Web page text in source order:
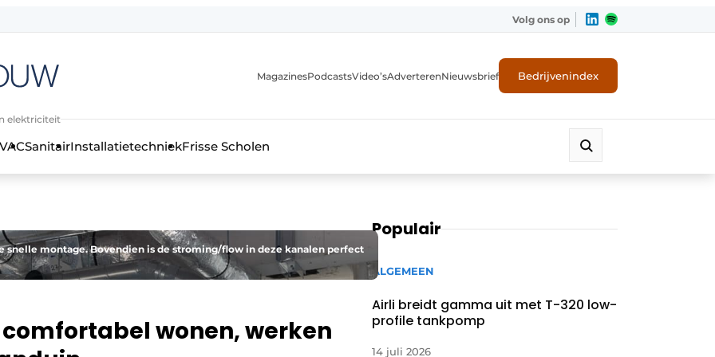
Volg ons op
elektriciteit
MagazinesPodcastsVideo’sAdverterenNieuwsbrief Bedrijvenindex
SanitairInstallatietechniekFrisse Scholen
snelle montage. Bovendien is de stroming/flow in deze kanalen perfect
wonen, werken
Populair
ALGEMEEN
Airli breidt gamma uit met T-320 low-
profile tankpomp
14 juli 2026